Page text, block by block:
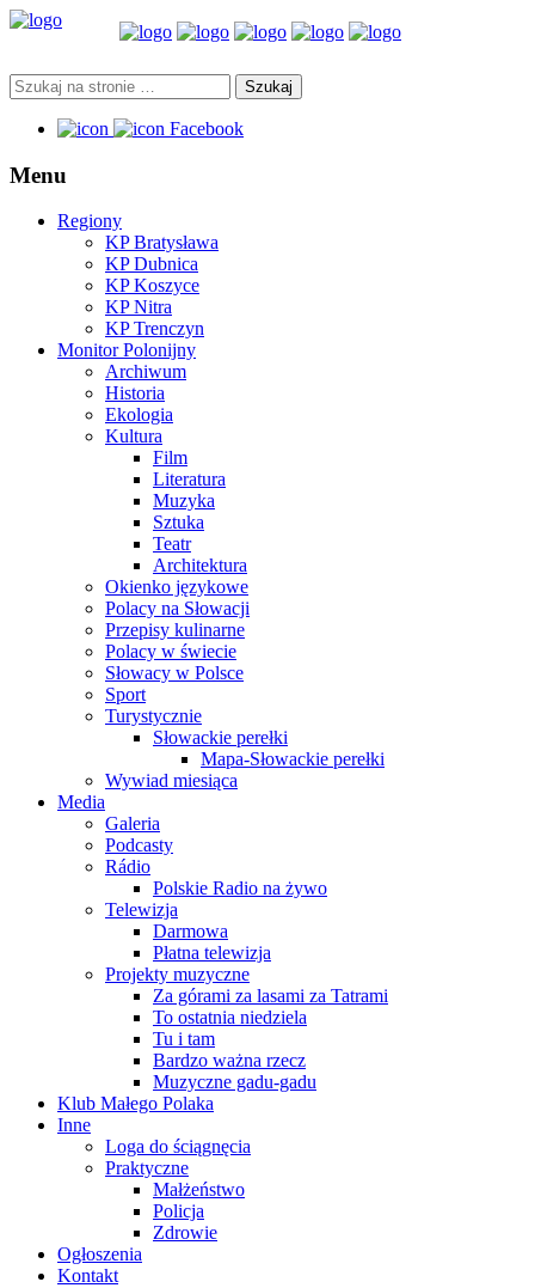
Facebook
Menu
Regiony
KP Bratysława
KP Dubnica
KP Koszyce
KP Nitra
KP Trenczyn
Monitor Polonijny
Archiwum
Historia
Ekologia
Kultura
Film
Literatura
Muzyka
Sztuka
Teatr
Architektura
Okienko językowe
Polacy na Słowacji
Przepisy kulinarne
Polacy w świecie
Słowacy w Polsce
Sport
Turystycznie
Słowackie perełki
Mapa-Słowackie perełki
Wywiad miesiąca
Media
Galeria
Podcasty
Rádio
Polskie Radio na żywo
Telewizja
Darmowa
Płatna telewizja
Projekty muzyczne
Za górami za lasami za Tatrami
To ostatnia niedziela
Tu i tam
Bardzo ważna rzecz
Muzyczne gadu-gadu
Klub Małego Polaka
Inne
Loga do ściągnęcia
Praktyczne
Małżeństwo
Policja
Zdrowie
Ogłoszenia
Kontakt